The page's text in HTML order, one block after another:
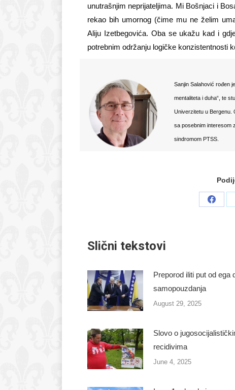
unutrašnjim neprijateljima. Mi Bošnjaci i
rekao bih umornog (čime mu ne želim
Aliju Izetbegovića. Obase ukažu kad i
potrebnim održanju logičke konzistentnosti
Sanjin Salahović rođen
mentaliteta i duha“, te
Univerzitetu u Bergenu.
sa posebnim interesom
sindromom PTSS.
Share
Slični tekstovi
Preporod iliti put od ega
samopouzdanja
August 29, 2025
Slovo o
recidivima
June 4, 2025